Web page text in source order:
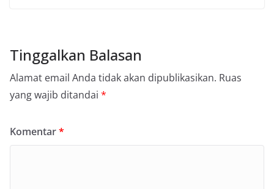
Tinggalkan Balasan
Alamat email Anda tidak akan dipublikasikan. Ruas
yang wajib ditandai *
Komentar*